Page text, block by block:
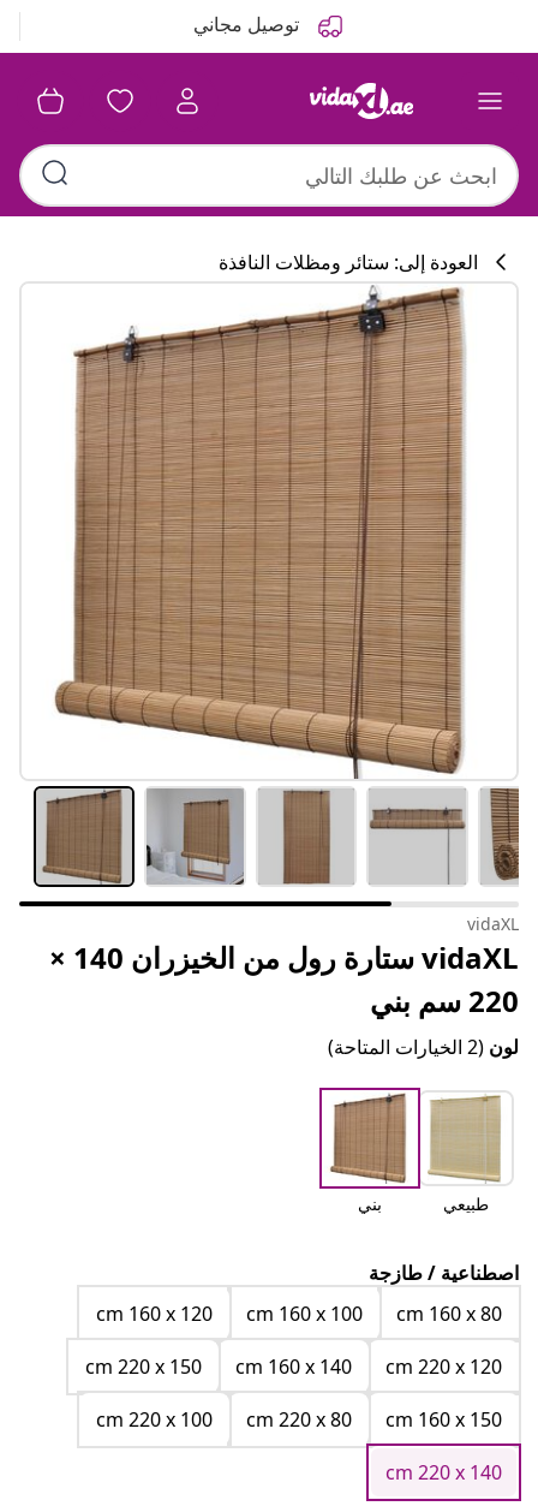
توصيل مجاني
#sharemevidaxl
تشكيلة المطبخ
العودة إلى: ستائر ومظلات النافذة
vidaXL
vidaXL ستارة رول من الخيزران 140 ×
220 سم بني
لون (2 الخيارات المتاحة)
طبيعي بني
اصطناعية / طازجة
cm 160 x 80
cm 160 x 100
cm 160 x 120
cm 220 x 120
cm 160 x 140
cm 220 x 150
cm 160 x 150
cm 220 x 80
cm 220 x 100
cm 220 x 140